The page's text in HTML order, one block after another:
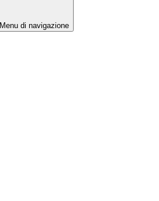
Menu di navigazione